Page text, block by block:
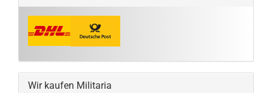
Wir kaufen Militaria